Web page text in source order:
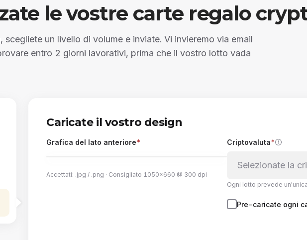
le vostre carte regalo
scegliete un livello di volume e inviate. Vi invieremo via email
entro 2 giorni lavorativi, prima che il vostro lotto vada
Caricate il vostro design
Grafica del lato anteriore*
Accettati: .jpg / .png · Consigliato 1050×660 @ 300 dpi
Criptovaluta*
Selezionate la
Ogni lotto prevede
Pre-caricate ogni